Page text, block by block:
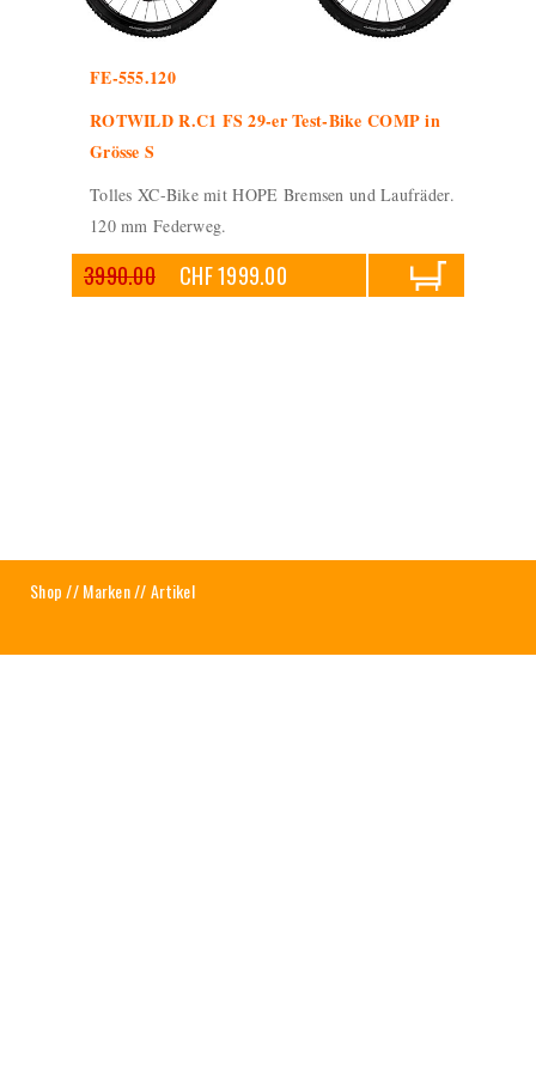
FE-555.120
ROTWILD R.C1 FS 29-er Test-Bike COMP in
Grösse S
Tolles XC-Bike mit HOPE Bremsen und Laufräder.
120 mm Federweg.
3990.00 CHF 1999.00
Shop//Marken// Artikel